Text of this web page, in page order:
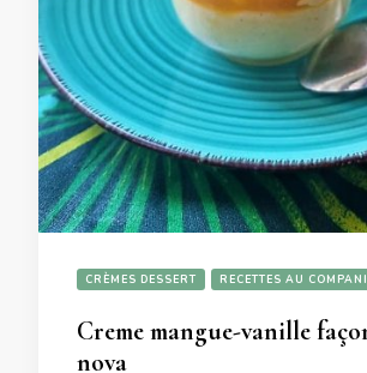
CRÈMES DESSERT RECETTES AU
Creme mangue-vanille
nova